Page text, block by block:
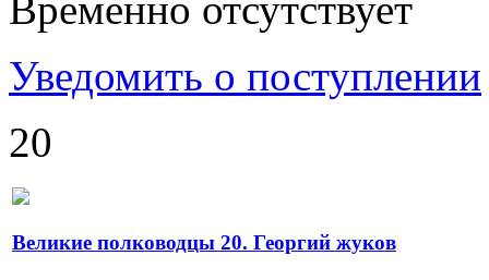
Уведомить о поступлении
20
Великие полководцы 20. Георгий жуков